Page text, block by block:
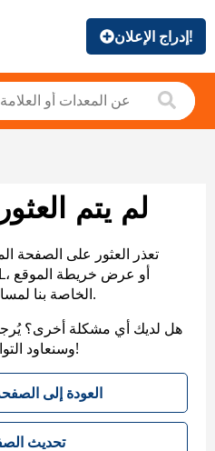
إدراج الإعلان!
لم يتم
تعذر العثور على الصفحة
الخاصة بنا لمساعدتك في العثور على ما تريد.
هل لديك أي مشكلة أخرى؟ يُرجى
وسنعاود التواصل معك. شكرًا على صبرك!
العودة إلى
تحديث الصفحة